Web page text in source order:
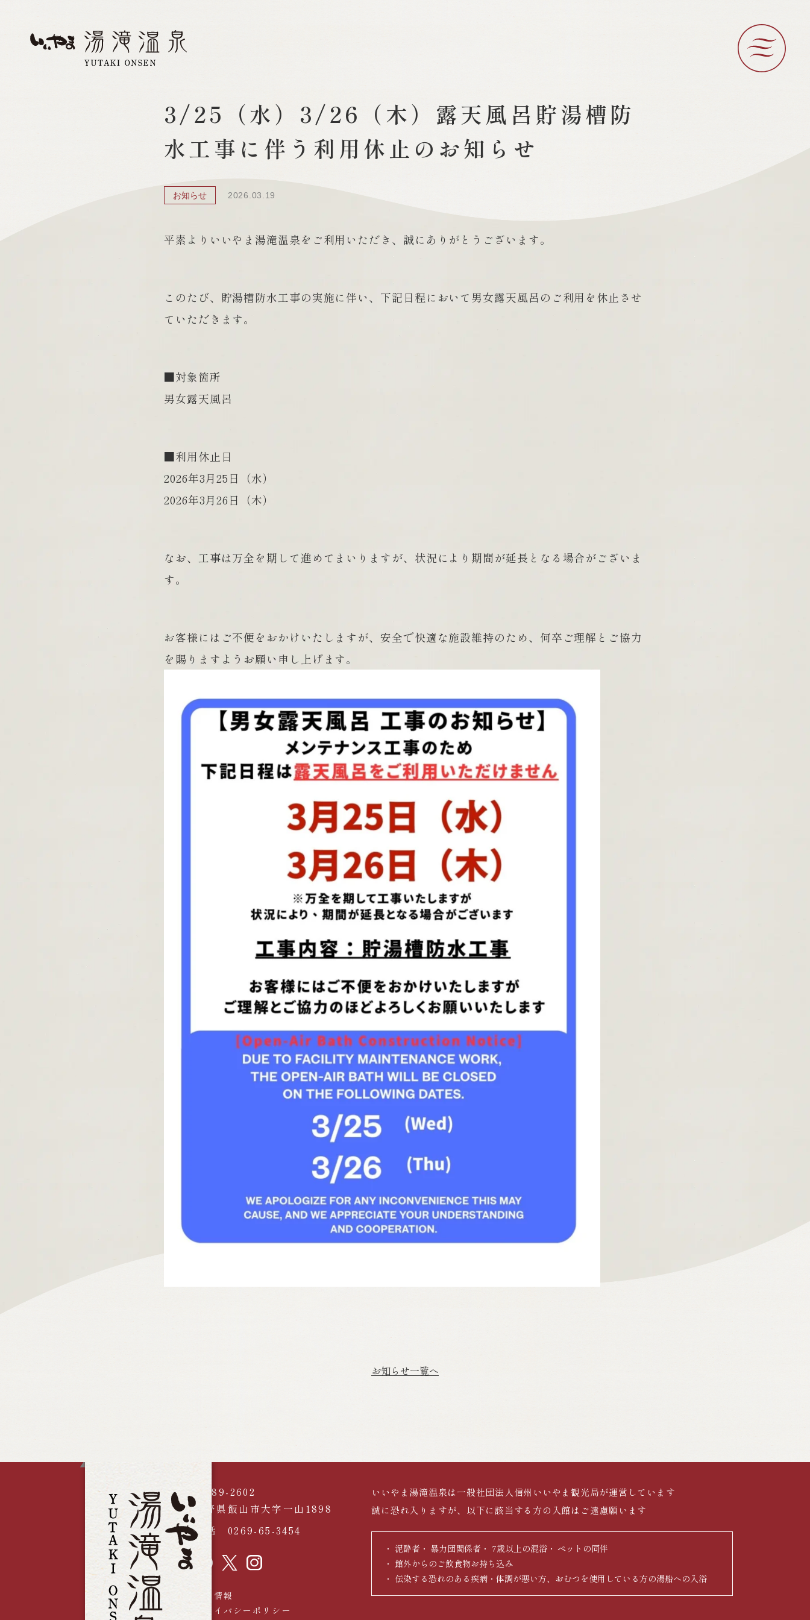
3/25（水）3/26（木）露天風呂貯湯槽防
水工事に伴う利用休止のお知らせ
お知らせ 2026.03.19
平素よりいいやま湯滝温泉をご利用いただき、誠にありがとうございます。
このたび、貯湯槽防水工事の実施に伴い、下記日程において男女露天風呂のご利用を休止させ
ていただきます。
■対象箇所
男女露天風呂
■利用休止日
2026年3月25日（水）
2026年3月26日（木）
なお、工事は万全を期して進めてまいりますが、状況により期間が延長となる場合がございま
す。
お客様にはご不便をおかけいたしますが、安全で快適な施設維持のため、何卒ご理解とご協力
を賜りますようお願い申し上げます。
お知らせ一覧へ
〒389-2602
長野県飯山市大字一山1898
電話 0269-65-3454
採用情報
プライバシーポリシー
いいやま湯滝温泉は一般社団法人信州いいやま観光局が運営しています
誠に恐れ入りますが、以下に該当する方の入館はご遠慮願います
泥酔者 暴力団関係者 7歳以上の混浴
ペットの同伴
館外からのご飲食物お持ち込み
伝染する恐れのある疾病・体調が悪い方、おむつを使用している方の湯船への入浴